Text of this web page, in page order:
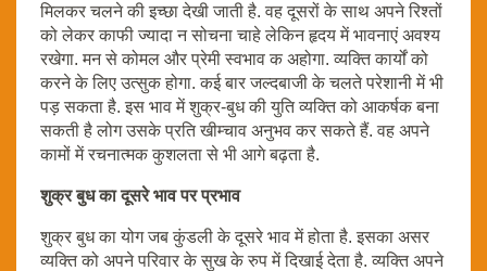
मिलकर चलने की इच्छा देखी जाती है. वह दूसरों के साथ अपने रिश्तों
को लेकर काफी ज्यादा न सोचना चाहे लेकिन हृदय में भावनाएं अवश्य
रखेगा. मन से कोमल और प्रेमी स्वभाव क अहोगा. व्यक्ति कार्यों को
करने के लिए उत्सुक होगा. कई बार जल्दबाजी के चलते परेशानी में भी
पड़ सकता है. इस भाव में शुक्र-बुध की युति व्यक्ति को आकर्षक बना
सकती है लोग उसके प्रति खीम्चाव अनुभव कर सकते हैं. वह अपने
कामों में रचनात्मक कुशलता से भी आगे बढ़ता है.
शुक्र बुध का दूसरे भाव पर प्रभाव
शुक्र बुध का योग जब कुंडली के दूसरे भाव में होता है. इसका असर
व्यक्ति को अपने परिवार के सुख के रुप में दिखाई देता है. व्यक्ति अपने